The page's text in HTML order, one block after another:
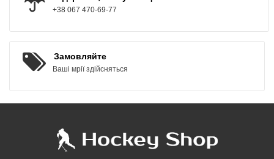
+38 067 470-69-77
Замовляйте
Ваші мрії здійсняться